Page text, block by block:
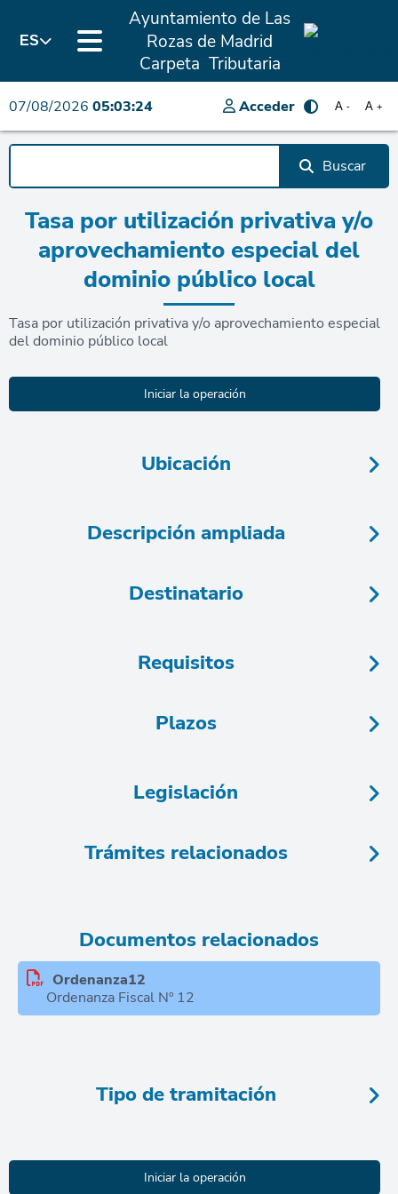
ES
Ayuntamiento de Las
Rozas de Madrid
Carpeta Tributaria
07/08/2026 05:03:24 Acceder A +
A -
Buscar
Tasa por utilización privativa y/o
aprovechamiento especial del
dominio público local
Tasa por utilización privativa y/o aprovechamiento especial
del dominio público local
Ubicación
Descripción ampliada
Destinatario
Requisitos
Plazos
Legislación
Trámites relacionados
Documentos relacionados
Ordenanza12
Ordenanza Fiscal Nº 12
Tipo de tramitación